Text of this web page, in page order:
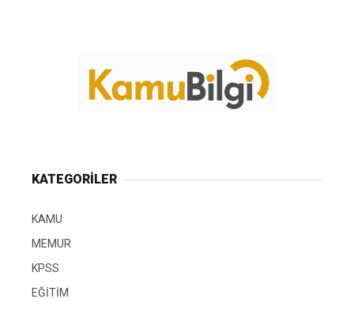
KATEGORİLER
KAMU
MEMUR
KPSS
EĞİTİM